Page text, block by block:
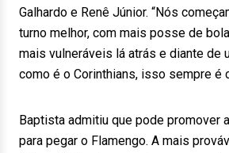
Galhardo e Renê Júnior. “Nós
turno melhor, com mais posse de
mais vulneráveis lá atrás e diante de
como é o Corinthians, isso sempre é
Baptista admitiu que pode promover
para pegar o Flamengo. A mais